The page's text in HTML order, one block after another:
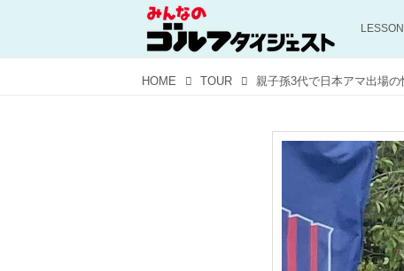
LESSON
HOME TOUR